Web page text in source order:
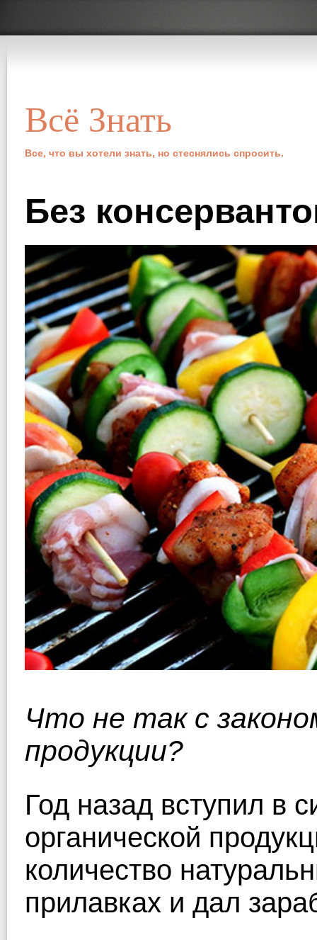
Всё Знать
Все, что вы хотели знать, но стеснялись спросить.
Без
Что не так с
продукции?
Год назад вступил в
органической
количество
прилавках и дал